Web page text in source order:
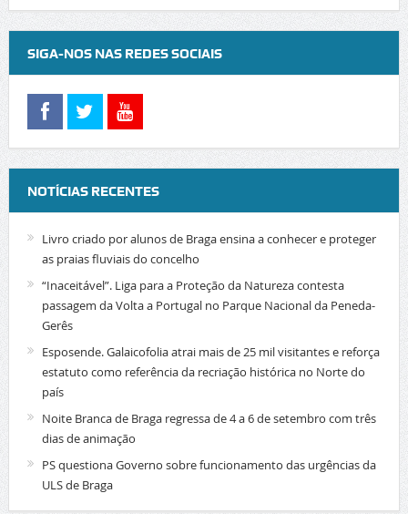
SIGA-NOS NAS REDES SOCIAIS
NOTÍCIAS RECENTES
Livro criado por alunos de Braga ensina a conhecer e proteger
as praias fluviais do concelho
“Inaceitável”. Liga para a Proteção da Natureza contesta
passagem da Volta a Portugal no Parque Nacional da Peneda-
Gerês
Esposende. Galaicofolia atrai mais de 25 mil visitantes e reforça
estatuto como referência da recriação histórica no Norte do
país
Noite Branca de Braga regressa de 4 a 6 de setembro com três
dias de animação
PS questiona Governo sobre funcionamento das urgências da
ULS de Braga